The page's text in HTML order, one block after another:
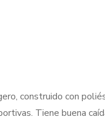
construido con
Tiene buena